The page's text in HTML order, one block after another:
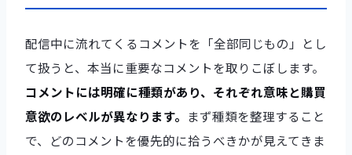
配信中に流れてくるコメントを「全部同じもの」とし
て扱うと、本当に重要なコメントを取りこぼします。
コメントには明確に種類があり、それぞれ意味と購買
意欲のレベルが異なります。 まず種類を整理すること
で、どのコメントを優先的に拾うべきかが見えてきま